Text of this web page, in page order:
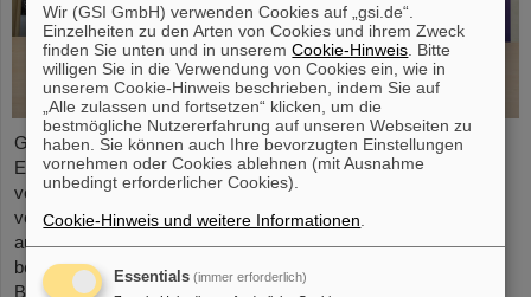
GSI/FAIR hat eine Zusammenarbeit mit ABB vereinbart, um die
Energieeffizienz seiner wissenschaftlichen Infrastruktur zu
verbessern. Das Kooperationsprojekt mit ABB, das vor Kurzem
vor Ort in Darmstadt offiziell gestartet wurde, konzentriert sich
auf die hochentwickelte technische Infrastruktur innerhalb des
bestehenden und in Betrieb befindlichen GSI-
Beschleunigerkomplexes.
Wir (GSI GmbH) verwenden Cookies auf „gsi.de“.
Einzelheiten zu den Arten von Cookies und ihrem Zweck
finden Sie unten und in unseremCookie-Hinweis . Bitte
willigen Sie in die Verwendung von Cookies ein, wie in
unserem Cookie-Hinweis beschrieben, indem Sie auf
„Alle zulassen und fortsetzen“ klicken, um die
bestmögliche Nutzererfahrung auf unseren Webseiten zu
haben. Sie können auch Ihre bevorzugten Einstellungen
vornehmen oder Cookies ablehnen (mit Ausnahme
unbedingt erforderlicher Cookies).
Cookie-Hinweis und weitere Informationen
Essentials (immer erforderlich)